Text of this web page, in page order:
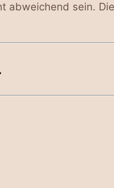
abweichend sein.